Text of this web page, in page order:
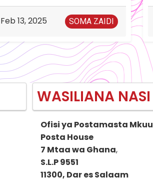
Feb 13, 2025 SOMA ZAIDI
WASILIANA NASI
Ofisi ya Postamasta Mkuu
Posta House
7 Mtaa wa Ghana,
S.L.P 9551
11300, Dar es Salaam